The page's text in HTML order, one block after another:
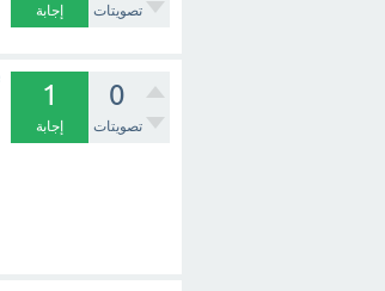
تصويتات إجابة
0
تصويتات
1
إجابة